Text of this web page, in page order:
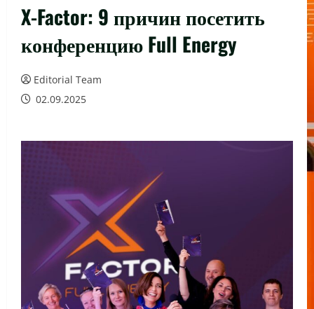
X-Factor: 9 причин посетить
конференцию Full Energy
Editorial Team
02.09.2025